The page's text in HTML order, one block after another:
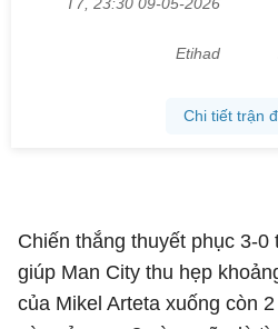
Chiến thắng thuyết phục 3-
giúp Man City thu hẹp
của Mikel Arteta xuống còn